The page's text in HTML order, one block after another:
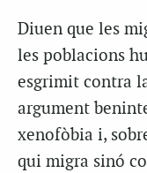
Diuen que les
les poblacions
esgrimit contra
argument
xenofòbia i,
qui migra sinó